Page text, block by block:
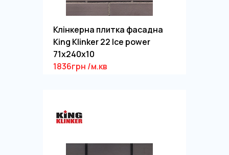
Клінкерна плитка фасадна
King Klinker 22 Ice power
71x240x10
1836грн /м.кв